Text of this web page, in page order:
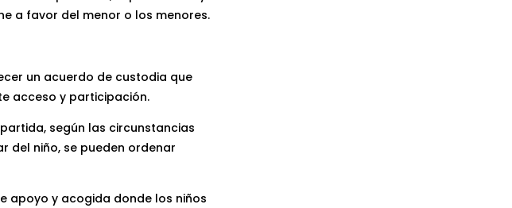
a favor del menor o los menores.
un acuerdo de custodia que
acceso y participación.
según las circunstancias
del niño, se pueden ordenar
apoyo y acogida donde los niños